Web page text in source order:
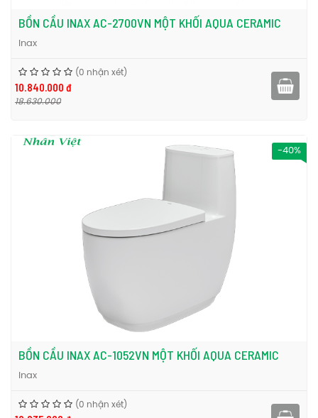
BỒN CẦU INAX AC-2700VN MỘT KHỐI AQUA CERAMIC
Inax
(0 nhận xét)
10.840.000 đ
18.630.000
-40%
BỒN CẦU INAX AC-1052VN MỘT KHỐI AQUA CERAMIC
Inax
(0 nhận xét)